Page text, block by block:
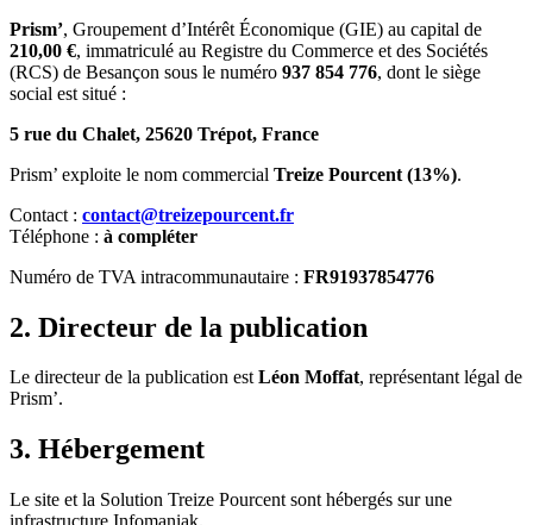
Prism’, Groupement d’Intérêt Économique (GIE) au capital de
210,00 €, immatriculé au Registre du Commerce et des Sociétés
(RCS) de Besançon sous le numéro 937 854 776, dont le siège
social est situé :
5 rue du Chalet, 25620 Trépot, France
Prism’ exploite le nom commercial Treize Pourcent (13%).
Contact : contact@treizepourcent.fr
Téléphone : à compléter
Numéro de TVA intracommunautaire : FR91937854776
2. Directeur de la publication
Le directeur de la publication estLéon Moffat, représentant légal de
Prism’.
3. Hébergement
Le site et la Solution Treize Pourcent sont hébergés sur une